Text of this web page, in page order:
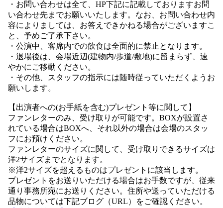
・お問い合わせは全て、HP下記に記載しておりますお問
い合わせ先までお願いいたします。なお、お問い合わせ内
容によりましては、お答えできかねる場合がございますこ
と、予めご了承下さい。
・公演中、客席内での飲食は全面的に禁止となります。
・退場後は、会場近辺(建物内/歩道/敷地)に留まらず、速
やかにご移動ください。
・その他、スタッフの指示には随時従っていただくようお
願いします。
【出演者への(お手紙を含む)プレゼント等に関して】
ファンレターのみ、受け取りが可能です。BOXが設置さ
れている場合はBOXへ、それ以外の場合は会場のスタッ
フにお預けください。
ファンレターのサイズに関して、受け取りできるサイズは
洋2サイズまでとなります。
※洋2サイズを超えるものはプレゼントに該当します。
プレゼントをお送りいただける場合はお手数ですが、従来
通り事務所宛にお送りください。住所や送っていただける
品物については下記ブログ（URL）をご確認ください。